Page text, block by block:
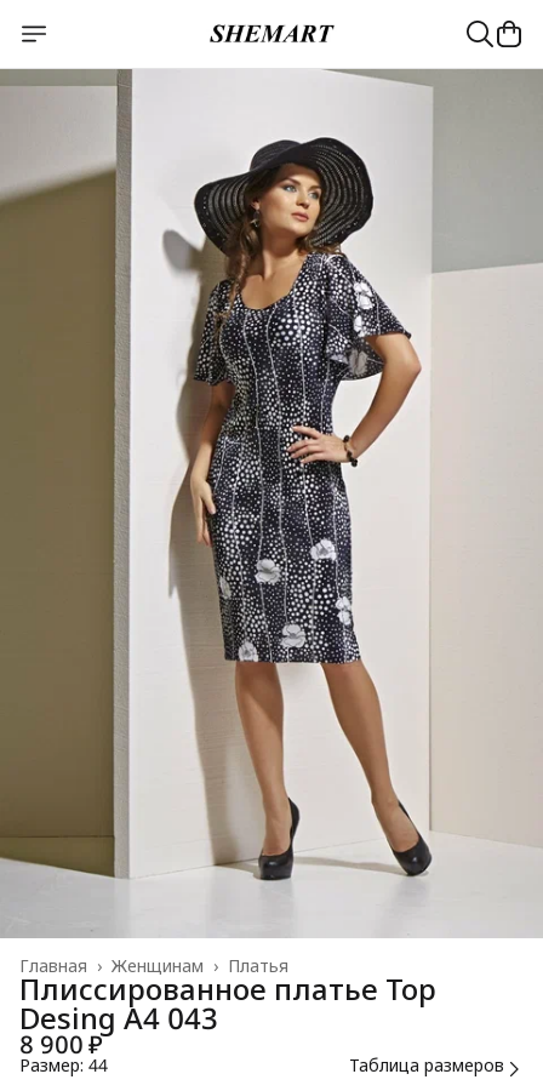
Платья
Женщинам ›
Главная ›
Плиссированное платье Top
Desing А4 043
8 900 ₽
Размер: 44
Таблица размеров